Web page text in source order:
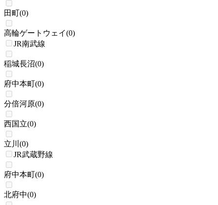
田町(0)
高輪ゲートウェイ(0)
JR南武線
稲城長沼(0)
府中本町(0)
分倍河原(0)
西国立(0)
立川 (0)
JR武蔵野線
府中本町(0)
北府中(0)